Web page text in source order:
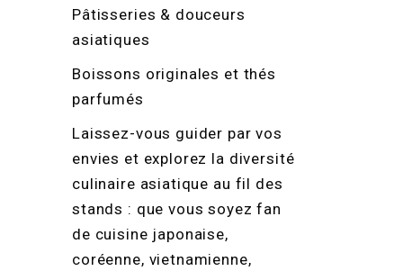
Pâtisseries & douceurs
asiatiques
Boissons originales et thés
parfumés
Laissez-vous guider par vos
envies et explorez la diversité
culinaire asiatique au fil des
stands : que vous soyez fan
de cuisine japonaise,
coréenne, vietnamienne,